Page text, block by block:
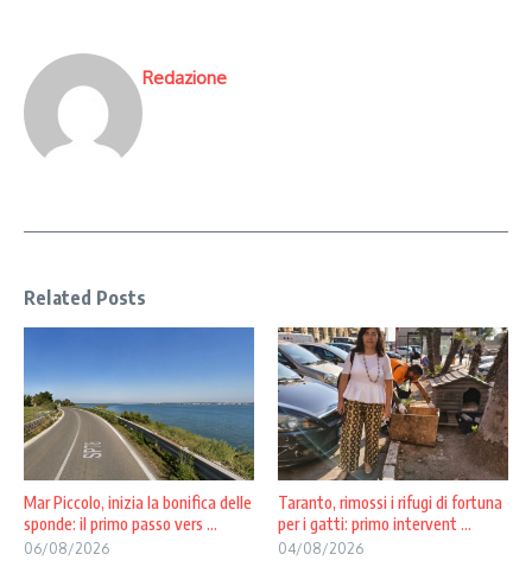
Redazione
Related Posts
Mar Piccolo, inizia la bonifica delle
sponde: il primo passo vers ...
06/08/2026
Taranto, rimossi i rifugi di fortuna
per i gatti: primo intervent ...
04/08/2026